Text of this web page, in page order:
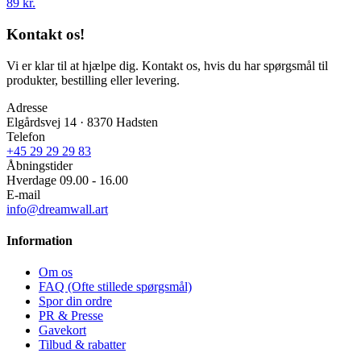
89 kr.
Kontakt os!
Vi er klar til at hjælpe dig. Kontakt os, hvis du har spørgsmål til
produkter, bestilling eller levering.
Adresse
Elgårdsvej 14 · 8370 Hadsten
Telefon
+45 29 29 29 83
Åbningstider
Hverdage 09.00 - 16.00
E-mail
info@dreamwall.art
Information
Om os
FAQ (Ofte stillede spørgsmål)
Spor din ordre
PR & Presse
Gavekort
Tilbud & rabatter